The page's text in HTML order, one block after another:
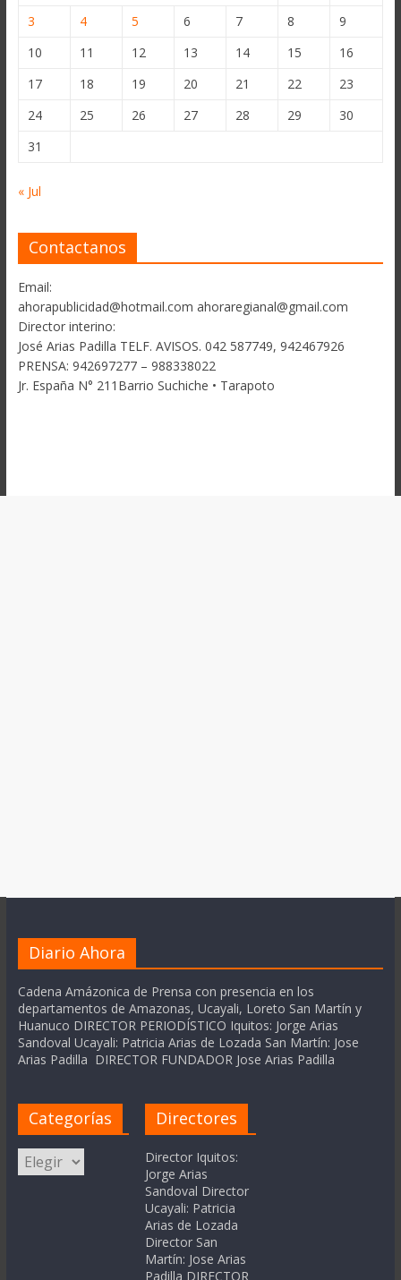
3
4 5 6 7 8
9
10
11 12 13 14 15
16
17
18 19 20 21 22
23
24
25 26 27 28 29
30
31
« Jul
Contactanos
Email:
ahorapublicidad@hotmail.com ahoraregianal@gmail.com
Director interino:
José Arias Padilla TELF. AVISOS. 042 587749, 942467926
PRENSA: 942697277 – 988338022
Jr. España N° 211Barrio Suchiche • Tarapoto
Diario Ahora
Cadena Amázonica de Prensa con presencia en los
departamentos de Amazonas, Ucayali, Loreto San Martín y
Huanuco DIRECTOR PERIODÍSTICO Iquitos: Jorge Arias
Sandoval Ucayali: Patricia Arias de Lozada San Martín: Jose
Arias Padilla DIRECTOR FUNDADOR Jose Arias Padilla
Categorías
Categorías
Directores
Director Iquitos:
Jorge Arias
Sandoval Director
Ucayali: Patricia
Arias de Lozada
Director San
Martín: Jose Arias
Padilla DIRECTOR